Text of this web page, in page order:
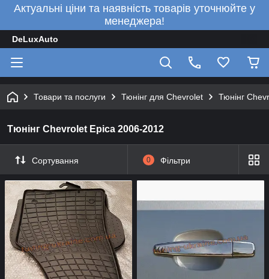
Актуальні ціни та наявність товарів уточнюйте у
менеджера!
DeLuxAuto
Товари та послуги Тюнінг для Chevrolet Тюнінг
Тюнінг Chevrolet Epica 2006-2012
Сортування 0 Фільтри